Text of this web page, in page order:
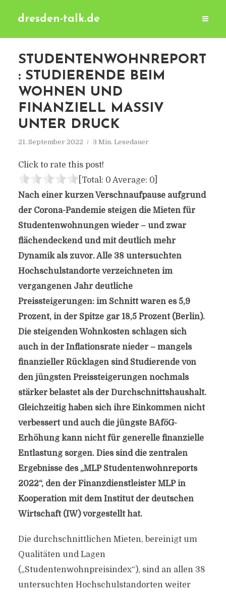
dresden-talk.de
STUDENTENWOHNREPORT
: STUDIERENDE BEIM
WOHNEN UND
FINANZIELL MASSIV
UNTER DRUCK
21. September 2022 3 Min. Lesedauer
Click to rate this post!
[Total: 0 Average: 0]
Nach einer kurzen Verschnaufpause aufgrund
der Corona-Pandemie steigen die Mieten für
Studentenwohnungen wieder – und zwar
flächendeckend und mit deutlich mehr
Dynamik als zuvor. Alle 38 untersuchten
Hochschulstandorte verzeichneten im
vergangenen Jahr deutliche
Preissteigerungen: im Schnitt waren es 5,9
Prozent, in der Spitze gar 18,5 Prozent (Berlin).
Die steigenden Wohnkosten schlagen sich
auch in der Inflationsrate nieder – mangels
finanzieller Rücklagen sind Studierende von
den jüngsten Preissteigerungen nochmals
stärker belastet als der Durchschnittshaushalt.
Gleichzeitig haben sich ihre Einkommen nicht
verbessert und auch die jüngste BAföG-
Erhöhung kann nicht für generelle finanzielle
Entlastung sorgen. Dies sind die zentralen
Ergebnisse des „MLP Studentenwohnreports
2022“, den der Finanzdienstleister MLP in
Kooperation mit dem Institut der deutschen
Wirtschaft (IW) vorgestellt hat.
Die durchschnittlichen Mieten, bereinigt um
Qualitäten und Lagen
(„Studentenwohnpreisindex“), sind an allen 38
untersuchten Hochschulstandorten weiter